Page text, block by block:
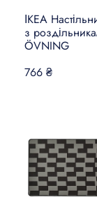
КИЛИМИ,
ПІДЛОГИ
ПОБУТОВА
ІКЕА
з
ÖVNING
766 ₴